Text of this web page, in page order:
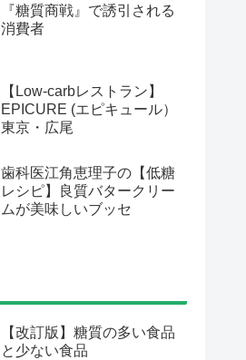
『糖質商戦』で誘引される
消費者
【Low-carbレストラン】
EPICURE (エピキュール）
東京・広尾
歯科医江角恵理子の【低糖
レシピ】良質バタークリー
ムが美味しいブッセ
【改訂版】糖質の多い食品
と少ない食品